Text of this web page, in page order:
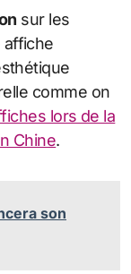
sur les
affiche
comme on
lors de la
Chine.
son